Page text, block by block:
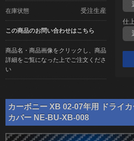
在庫状態 受注生産
この商品のお問い合わせはこちら
商品名・商品画像をクリックし、商品
詳細をご覧になった上でご注文くださ
い
仕
カーボニー XB 02-07年用 ドライ
カバー NE-BU-XB-008